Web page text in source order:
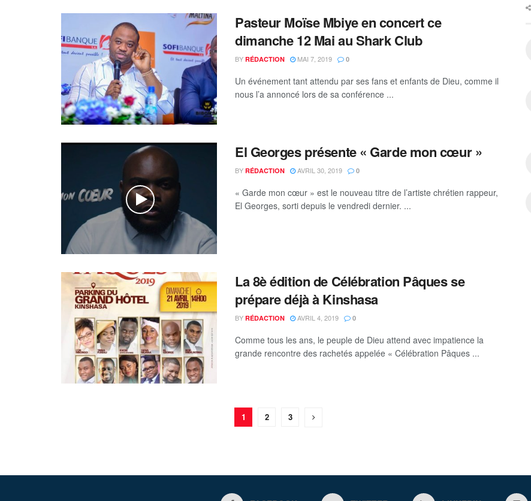
Pasteur Moïse Mbiye en concert ce
dimanche 12 Mai au Shark Club
BY RÉDACTION MAI 7, 2019 0
Un événement tant attendu par ses fans et enfants de Dieu, comme il
nous l’a annoncé lors de sa conférence ...
El Georges présente « Garde mon cœur »
BY RÉDACTION AVRIL 30, 2019 0
« Garde mon cœur » est le nouveau titre de l’artiste chrétien rappeur,
El Georges, sorti depuis le vendredi dernier. ...
La 8è édition de Célébration Pâques se
prépare déjà à Kinshasa
BY RÉDACTION AVRIL 4, 2019 0
Comme tous les ans, le peuple de Dieu attend avec impatience la
grande rencontre des rachetés appelée « Célébration Pâques ...
1 2 3